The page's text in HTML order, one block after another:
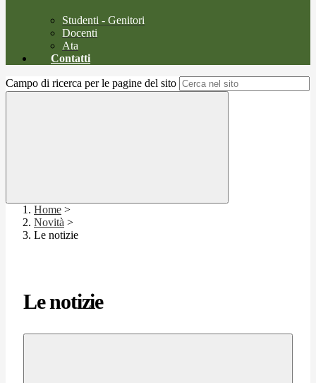
Studenti - Genitori
Docenti
Ata
Contatti
Campo di ricerca per le pagine del sito
Home >
Novità >
Le notizie
Le notizie